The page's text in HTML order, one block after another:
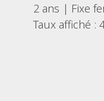
2 ans | Fixe
Taux affiché :